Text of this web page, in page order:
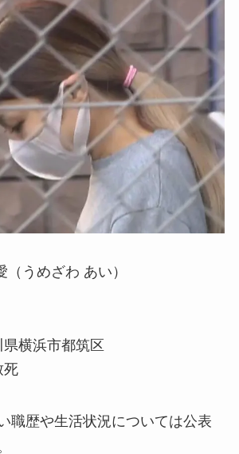
うめざわ あい）
横浜市都筑区
死
職歴や生活状況については公表